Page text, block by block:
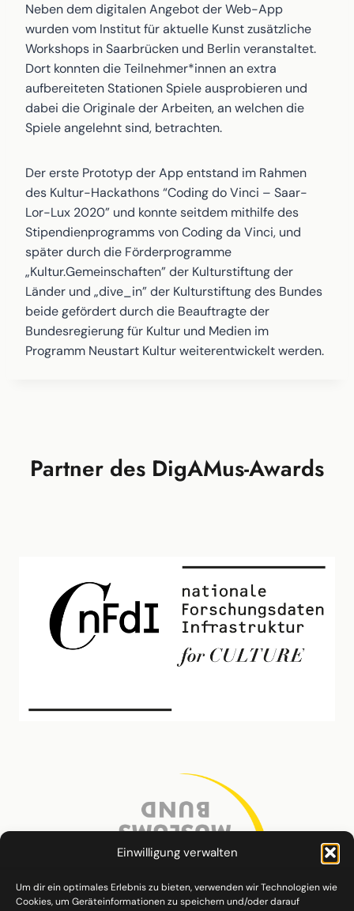
Einwilligung verwalten
Um dir ein optimales Erlebnis zu bieten, verwenden wir Technologien wie
Cookies, um Geräteinformationen zu speichern und/oder darauf
Neben dem digitalen Angebot der Web-App
wurden vom Institut für aktuelle Kunst zusätzliche
Workshops in Saarbrücken und Berlin veranstaltet.
Dort konnten die Teilnehmer*innen an extra
aufbereiteten Stationen Spiele ausprobieren und
dabei die Originale der Arbeiten, an welchen die
Spiele angelehnt sind, betrachten.
Der erste Prototyp der App entstand im Rahmen
des Kultur-Hackathons “Coding do Vinci – Saar-
Lor-Lux 2020” und konnte seitdem mithilfe des
Stipendienprogramms von Coding da Vinci, und
später durch die Förderprogramme
„Kultur.Gemeinschaften” der Kulturstiftung der
Länder und „dive_in” der Kulturstiftung des Bundes
beide gefördert durch die Beauftragte der
Bundesregierung für Kultur und Medien im
Programm Neustart Kultur weiterentwickelt werden.
Partner des DigAMus-Awards